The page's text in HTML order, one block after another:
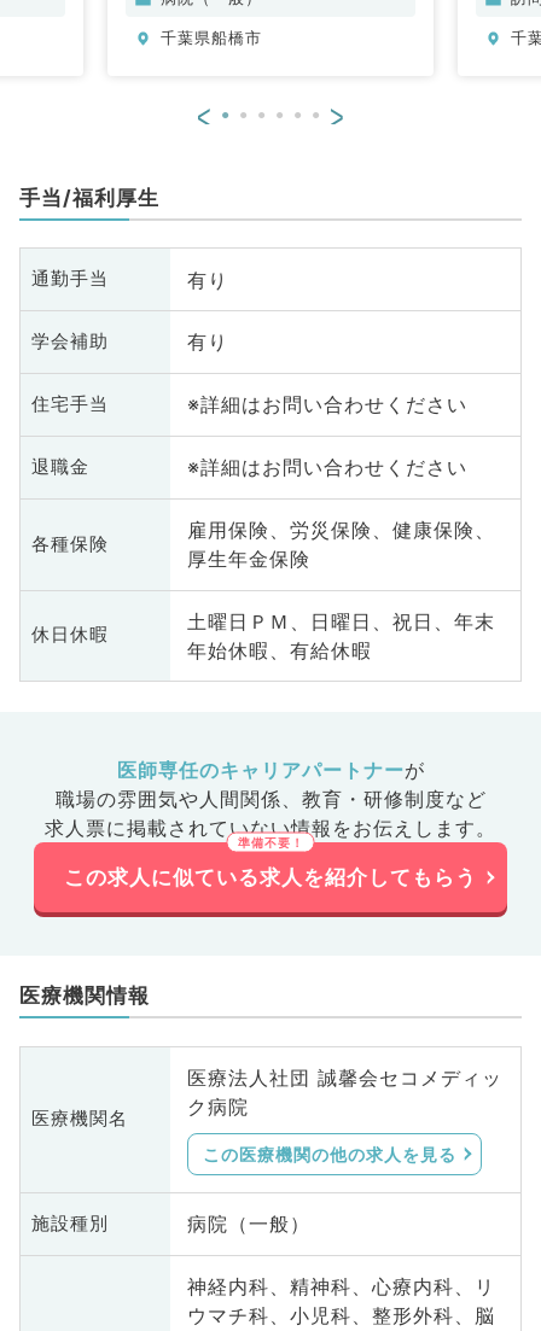
千葉県船橋市
内
千
< >
手当/福利厚生
通勤手当 有り
学会補助 有り
住宅手当 ※詳細はお問い合わせください
退職金 ※詳細はお問い合わせください
各種保険
雇用保険、労災保険、健康保険、
厚生年金保険
休日休暇
土曜日ＰＭ、日曜日、祝日、年末
年始休暇、有給休暇
医師専任のキャリアパートナーが
職場の雰囲気や人間関係、 教育・研修制度など
求人票に掲載されていない情報をお伝えします。
この求人に似ている求人を紹介してもらう
医療機関情報
医療機関名
医療法人社団 誠馨会セコメディッ
ク病院
この医療機関の他の求人を見る
施設種別 病院（一般）
神経内科、精神科、心療内科、リ
ウマチ科、小児科、整形外科、脳